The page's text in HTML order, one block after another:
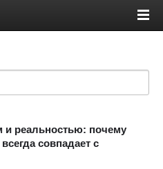
реальностью: почему
совпадает с